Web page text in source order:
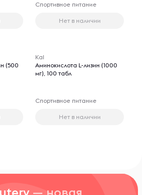
Спортивное питание
Нет в наличии
(500
Kal
Аминокислота L-лизин (1000
мг), 100 табл
Спортивное питание
Нет в наличии
— новая